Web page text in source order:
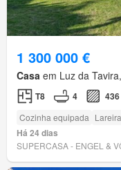
1 300 000 €
Casa em Luz da
T8 4 436
Cozinha equipada Lareira
Há 24 dias
SUPERCASA - ENGEL &